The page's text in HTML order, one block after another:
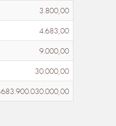
3.800,00
4.683,00
9.000,00
30.000,00